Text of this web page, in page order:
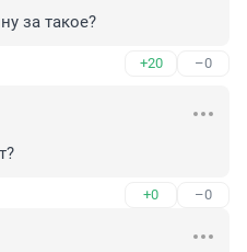
за такое?
+20 –0
+0 –0